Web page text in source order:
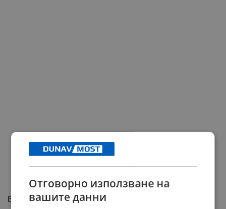
Без капка агресия
Отговорно използване на
вашите данни